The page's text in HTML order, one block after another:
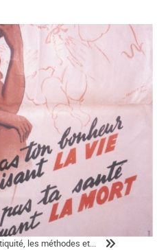
l'avortement, épisode 2
à l'origine de l'hécatombe
Sous l'Ancien Régime, et
les méthodes et...